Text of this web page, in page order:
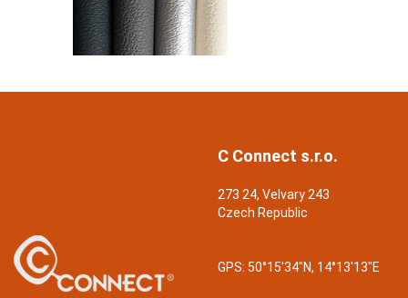
C Connect s.r.o.
273 24, Velvary 243
Czech Republic
GPS: 50°15'34"N, 14°13'13"E